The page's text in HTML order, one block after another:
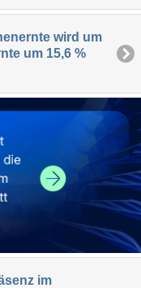
wird um
um 15,6 %
im